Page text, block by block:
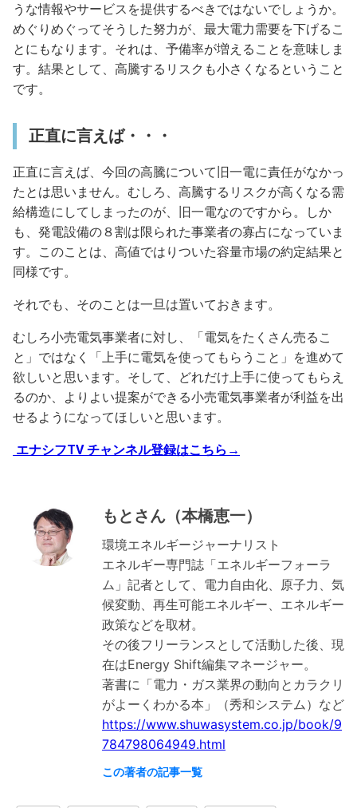
うな情報やサービスを提供するべきではないでしょうか。
めぐりめぐってそうした努力が、最大電力需要を下げるこ
とにもなります。それは、予備率が増えることを意味しま
す。結果として、高騰するリスクも小さくなるということ
です。
正直に言えば・・・
正直に言えば、今回の高騰について旧一電に責任がなかっ
たとは思いません。むしろ、高騰するリスクが高くなる需
給構造にしてしまったのが、旧一電なのですから。しか
も、発電設備の８割は限られた事業者の寡占になっていま
す。このことは、高値ではりついた容量市場の約定結果と
同様です。
それでも、そのことは一旦は置いておきます。
むしろ小売電気事業者に対し、「電気をたくさん売るこ
と」ではなく「上手に電気を使ってもらうこと」を進めて
欲しいと思います。そして、どれだけ上手に使ってもらえ
るのか、よりよい提案ができる小売電気事業者が利益を出
せるようになってほしいと思います。
エナシフTV チャンネル登録はこちら→
もとさん（本橋恵一）
環境エネルギージャーナリスト
エネルギー専門誌「エネルギーフォーラ
ム」記者として、電力自由化、原子力、気
候変動、再生可能エネルギー、エネルギー
政策などを取材。
その後フリーランスとして活動した後、現
在はEnergy Shift編集マネージャー。
著書に「電力・ガス業界の動向とカラクリ
https://www.shuwasystem.co.jp/book/9
784798064949.html
この著者の記事一覧